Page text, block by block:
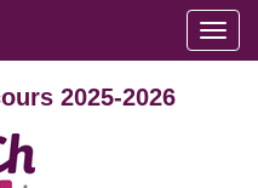
Toggle
2025-2026